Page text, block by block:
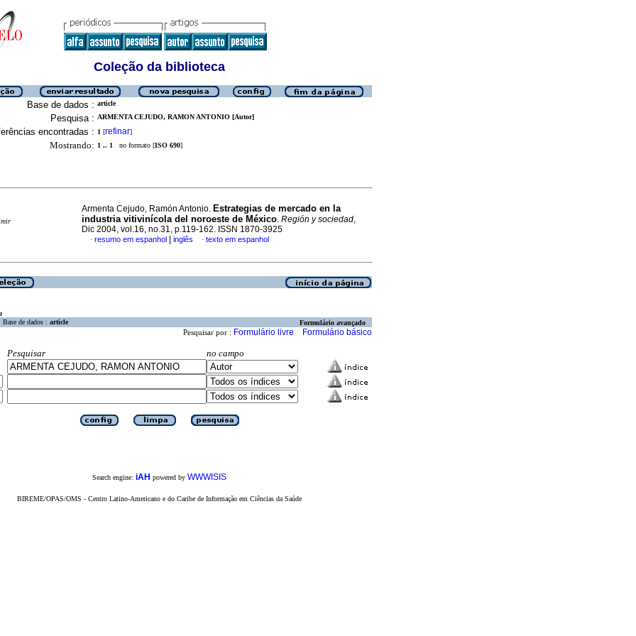
Coleção da biblioteca
Base de dados : article
Pesquisa : ARMENTA CEJUDO, RAMON ANTONIO [Autor]
encontradas : 1 [refinar]
Mostrando: 1 .. 1 no formato [ISO 690]
Armenta Cejudo, Ramón Antonio. Estrategias de mercado en la
industria vitivinícola del noroeste de México. Región y sociedad,
Dic 2004, vol.16, no.31, p.119-162. ISSN 1870-3925
· resumo em espanhol inglês · texto em espanhol
Base de dados : article Formulário avançado
Pesquisar por : Formulário livre Formulário básico
Pesquisar
no campo
Search engine: iAH powered by WWWISIS
BIREME/OPAS/OMS - Centro Latino-Americano e do Caribe de Informação em Ciências da Saúde